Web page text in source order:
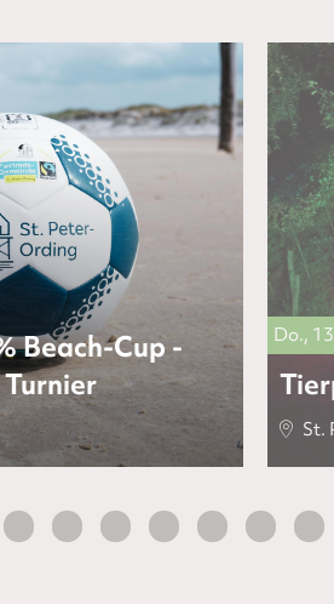
Beach-Cup -
Do.,
St.